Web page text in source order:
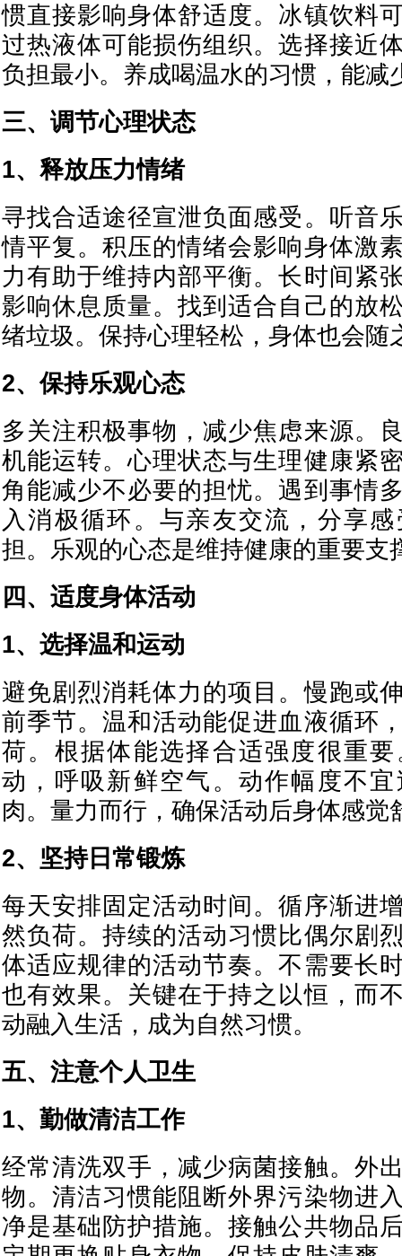
惯直接影响身体舒适度。冰镇饮料
过热液体可能损伤组织。选择接近
负担最小。养成喝温水的习惯，能减
三、调节心理状态
1、释放压力情绪
寻找合适途径宣泄负面感受。听音
情平复。积压的情绪会影响身体激
力有助于维持内部平衡。长时间紧
影响休息质量。找到适合自己的放
绪垃圾。保持心理轻松，身体也会随
2、保持乐观心态
多关注积极事物，减少焦虑来源。
机能运转。心理状态与生理健康紧
角能减少不必要的担忧。遇到事情
入消极循环。与亲友交流，分享
担。乐观的心态是维持健康的重要支
四、适度身体活动
1、选择温和运动
避免剧烈消耗体力的项目。慢跑或
前季节。温和活动能促进血液循环
荷。根据体能选择合适强度很重
动，呼吸新鲜空气。动作幅度不
肉。量力而行，确保活动后身体感觉
2、坚持日常锻炼
每天安排固定活动时间。循序渐进
然负荷。持续的活动习惯比偶尔剧
体适应规律的活动节奏。不需要长
也有效果。关键在于持之以恒，而
动融入生活，成为自然习惯。
五、注意个人卫生
1、勤做清洁工作
经常清洗双手，减少病菌接触。外
物。清洁习惯能阻断外界污染物进
净是基础防护措施。接触公共物品